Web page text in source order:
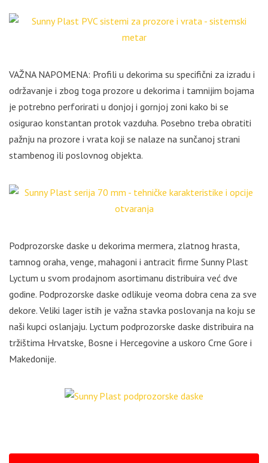
VAŽNA NAPOMENA: Profili u dekorima su specifični za izradu i
održavanje i zbog toga prozore u dekorima i tamnijim bojama
je potrebno perforirati u donjoj i gornjoj zoni kako bi se
osigurao konstantan protok vazduha. Posebno treba obratiti
pažnju na prozore i vrata koji se nalaze na sunčanoj strani
stambenog ili poslovnog objekta.
Podprozorske daske u dekorima mermera, zlatnog hrasta,
tamnog oraha, venge, mahagoni i antracit firme Sunny Plast
Lyctum u svom prodajnom asortimanu distribuira već dve
godine. Podprozorske daske odlikuje veoma dobra cena za sve
dekore. Veliki lager istih je važna stavka poslovanja na koju se
naši kupci oslanjaju. Lyctum podprozorske daske distribuira na
tržištima Hrvatske, Bosne i Hercegovine a uskoro Crne Gore i
Makedonije.